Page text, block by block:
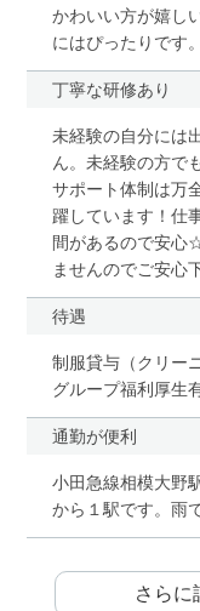
かわいい方が嬉し
にはぴったりです
丁寧な研修あり
未経験の自分には
ん。未経験の方で
サポート体制は万
躍しています！仕
間があるので安心
ませんのでご安心
待遇
制服貸与（クリー
グループ福利厚生
通勤が便利
小田急線相模大野
から１駅です。雨
さらに